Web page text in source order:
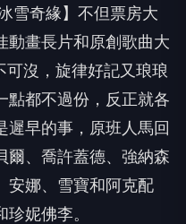
雪奇緣】不但票房大
動畫長片和原創歌曲大
沒，旋律好記又琅琅
點都不過份，反正就各
遲早的事，原班人馬回
爾、喬許蓋德、強納森
安娜、雪寶和阿克配
妮佛李。